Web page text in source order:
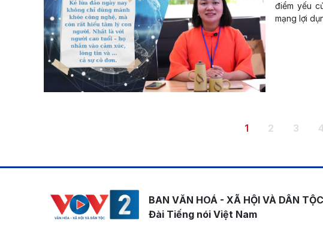
điểm yếu
mạng lợi
Trang hiện thời
1 Trang
2 Trang
3 4
BAN VĂN HOÁ - XÃ HỘI VÀ DÂN TỘC
Đài Tiếng nói Việt Nam